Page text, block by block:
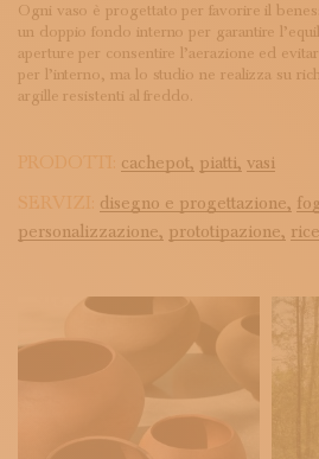
Ogni vaso è progettato per favorire il
un doppio fondo interno per garantire
aperture per consentire l’aerazione ed
per l’interno, ma lo studio ne realizza su
argille resistenti al freddo.
PRODOTTI: cachepot, piatti, vasi
SERVIZI: disegno e progettazione,
personalizzazione, prototipazione,